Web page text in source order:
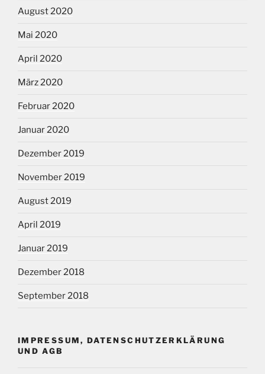
August 2020
Mai 2020
April 2020
März 2020
Februar 2020
Januar 2020
Dezember 2019
November 2019
August 2019
April 2019
Januar 2019
Dezember 2018
September 2018
IMPRESSUM, DATENSCHUTZERKLÄRUNG
UND AGB